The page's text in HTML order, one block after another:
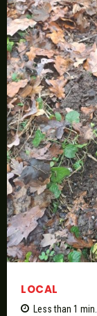
LOCAL
Less than 1 min.